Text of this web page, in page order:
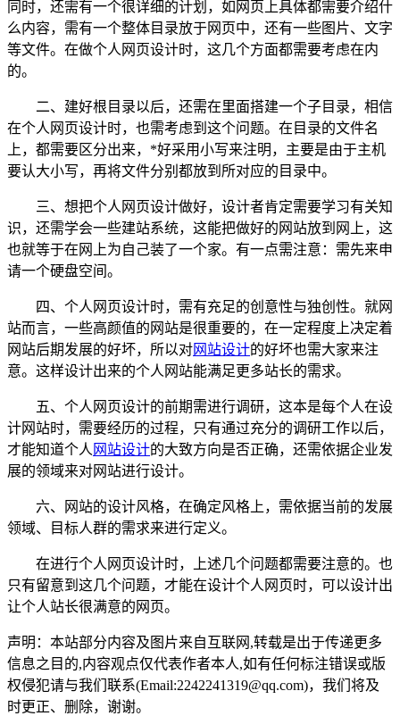
同时，还需有一个很详细的计划，如网页上具体都需要介绍什
么内容，需有一个整体目录放于网页中，还有一些图片、文字
等文件。在做个人网页设计时，这几个方面都需要考虑在内
的。
二、建好根目录以后，还需在里面搭建一个子目录，相信
在个人网页设计时，也需考虑到这个问题。在目录的文件名
上，都需要区分出来，*好采用小写来注明，主要是由于主机
要认大小写，再将文件分别都放到所对应的目录中。
三、想把个人网页设计做好，设计者肯定需要学习有关知
识，还需学会一些建站系统，这能把做好的网站放到网上，这
也就等于在网上为自己装了一个家。有一点需注意：需先来申
请一个硬盘空间。
四、个人网页设计时，需有充足的创意性与独创性。就网
站而言，一些高颜值的网站是很重要的，在一定程度上决定着
网站后期发展的好坏，所以对网站设计的好坏也需大家来注
意。这样设计出来的个人网站能满足更多站长的需求。
五、个人网页设计的前期需进行调研，这本是每个人在设
计网站时，需要经历的过程，只有通过充分的调研工作以后，
才能知道个人 网站设计的大致方向是否正确，还需依据企业发
展的领域来对网站进行设计。
六、网站的设计风格，在确定风格上，需依据当前的发展
领域、目标人群的需求来进行定义。
在进行个人网页设计时，上述几个问题都需要注意的。也
只有留意到这几个问题，才能在设计个人网页时，可以设计出
让个人站长很满意的网页。
声明：本站部分内容及图片来自互联网,转载是出于传递更多
信息之目的,内容观点仅代表作者本人,如有任何标注错误或版
权侵犯请与我们联系(Email:2242241319@qq.com)，我们将及
时更正、删除，谢谢。